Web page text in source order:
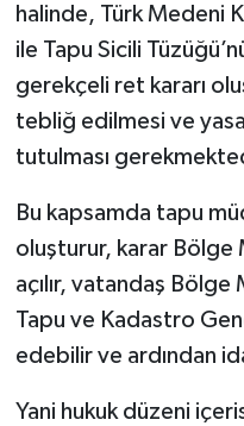
halinde, Türk Medeni
ile Tapu Sicili
gerekçeli ret kararı
tebliğ edilmesi ve
tutulması
Bu kapsamda tapu
oluşturur, karar Bölge
açılır, vatandaş Bölge
Tapu ve Kadastro
edebilir ve ardından
Yani hukuk düzeni